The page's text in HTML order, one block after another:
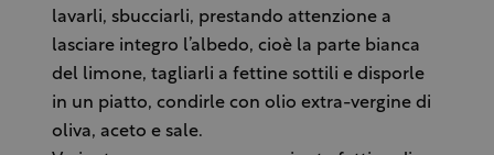
lavarli, sbucciarli, prestando attenzione a
lasciare integro l’albedo, cioè la parte bianca
del limone, tagliarli a fettine sottili e disporle
in un piatto, condirle con olio extra-vergine di
oliva, aceto e sale.